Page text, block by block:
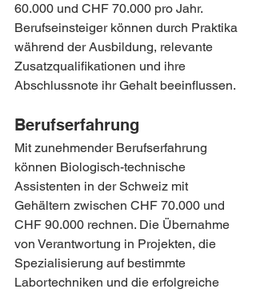
60.000 und CHF 70.000 pro Jahr.
Berufseinsteiger können durch Praktika
während der Ausbildung, relevante
Zusatzqualifikationen und ihre
Abschlussnote ihr Gehalt beeinflussen.
Berufserfahrung
Mit zunehmender Berufserfahrung
können Biologisch-technische
Assistenten in der Schweiz mit
Gehältern zwischen CHF 70.000 und
CHF 90.000 rechnen. Die Übernahme
von Verantwortung in Projekten, die
Spezialisierung auf bestimmte
Labortechniken und die erfolgreiche